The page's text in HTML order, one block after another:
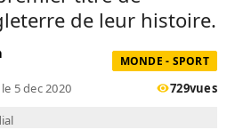
de leur histoire.
MONDE - SPORT
le 5 dec 2020 729vues